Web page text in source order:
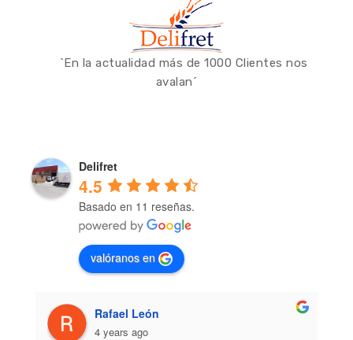
`En la actualidad más de 1000 Clientes nos
avalan´
Delifret
4.5
Basado en 11 reseñas.
valóranos en
Rafael León
4 years ago